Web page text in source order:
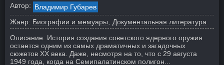
Автор: Владимир Губарев
Жанр: Биографии и мемуары
Документальная литература
Описание: История создания советского ядерного оружия
остается одним из самых драматичных и загадочных
сюжетов XX века. Даже, несмотря на то, что с 29 августа
1949 года, когда на Семипалатинском полигон...